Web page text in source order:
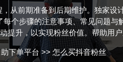
从前期准备到后期维护。独家
个步骤的注意事项、常见问题
升，以实现粉丝价值。帮助用
下单平台>> 怎么买抖音粉丝